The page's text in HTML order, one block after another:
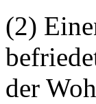
(2)
der